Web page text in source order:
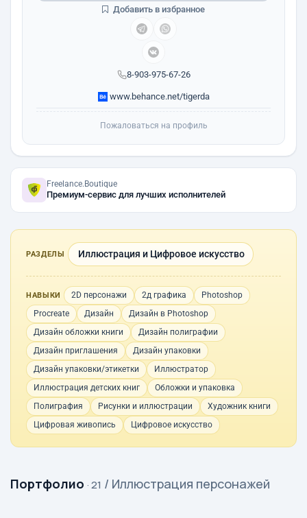
8-903-975-67-26
www.behance.net/tigerda
Добавить в избранное
Пожаловаться на профиль
Freelance.Boutique
Премиум-сервис для лучших исполнителей
РАЗДЕЛЫ Иллюстрация и Цифровое искусство
НАВЫКИ 2D персонажи 2д графика
Photoshop
Procreate
Дизайн
Дизайн в Photoshop
Дизайн обложки книги
Дизайн полиграфии
Дизайн приглашения
Дизайн упаковки
Дизайн упаковки/этикетки
Иллюстратор
Иллюстрация детских книг
Обложки и упаковка
Полиграфия
Рисунки и иллюстрации
Художник книги
Цифровая живопись
Цифровое искусство
Портфолио · 21 / Иллюстрация персонажей